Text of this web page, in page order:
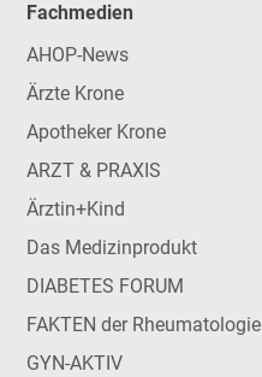
Fachmedien
AHOP-News
Ärzte Krone
Apotheker Krone
ARZT & PRAXIS
Ärztin+Kind
Das Medizinprodukt
DIABETES FORUM
FAKTEN der Rheumatologie
GYN-AKTIV